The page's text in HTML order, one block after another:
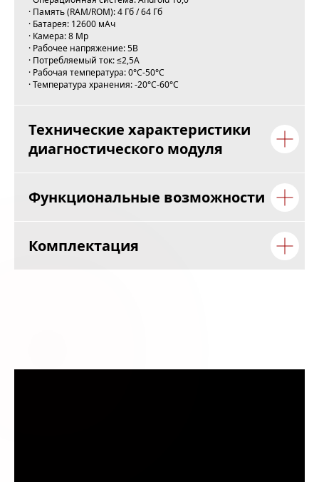
SPRINTER, VOLVO, VW
Япония:
MAZDA, MITSUBISHI,
NISSAN, SUBARU, SUZUKI, TOYOTA
Корея:DAEWOO, HYUNDAI
SSANGYONG, KIA
Китай:CHANGAN, CHERY GONOW,
GREAT WALL (CUSTOMIZED), HAFEI,
HAIMA, NISSAN (ZHENGZHOU),
JINLONG, KARRY, LANDWIND, LIFAN,
Россия:VAZ
· Память (RAM/ROM): 4 Гб / 64 Гб
· Батарея: 12600 мАч
· Камера: 8 Mp
· Рабочее напряжение: 5В
· Потребляемый ток: ≤2,5А
· Рабочая температура: 0°С-50°С
· Температура хранения: -20°С-60°С
Технические характеристики
диагностического модуля
Функциональные возможности
Комплектация